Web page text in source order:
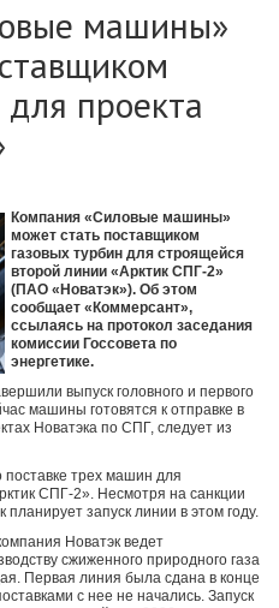
машины»
проекта
Компания «Силовые машины»
может стать поставщиком
газовых турбин для строящейся
второй линии «Арктик СПГ-2»
(ПАО «Новатэк»). Об этом
сообщает «Коммерсант»,
ссылаясь на протокол заседания
комиссии Госсовета по
энергетике.
выпуск головного и первого
машины готовятся к отправке в
Новатэка по СПГ, следует из
поставке трех машин для
СПГ-2». Несмотря на санкции
запуск линии в этом году.
Новатэк ведет
сжиженного природного газа
Первая линия была сдана в конце
с нее не начались. Запуск